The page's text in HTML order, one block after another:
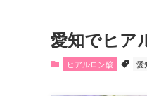
愛知でヒア
ヒアルロン酸 愛